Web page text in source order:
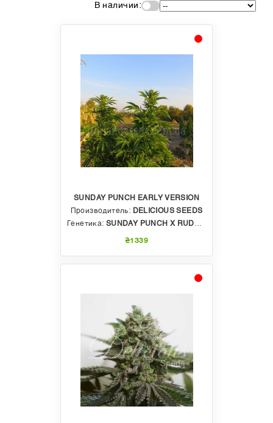
В наличии:
SUNDAY PUNCH EARLY VERSION
Производитель: DELICIOUS SEEDS
Генетика: SUNDAY PUNCH X RUDERALIS
₴1339